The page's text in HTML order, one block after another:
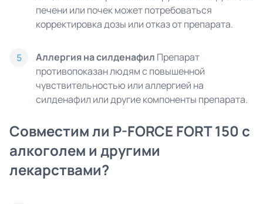
печени или почек может потребоваться
корректировка дозы или отказ от препарата.
5 Аллергия на силденафил Препарат
противопоказан людям с повышенной
чувствительностью или аллергией на
силденафил или другие компоненты препарата.
Совместим ли P-FORCE FORT 150 с
алкоголем и другими
лекарствами?